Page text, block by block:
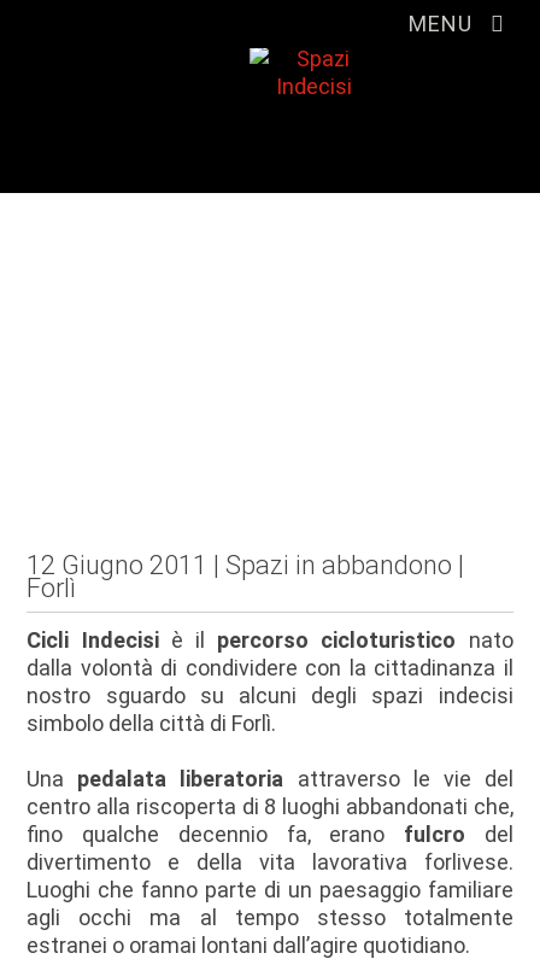
MENU
12 Giugno 2011 | Spazi in abbandono |
Forlì
Cicli Indecisi è il percorso cicloturistico nato
dalla volontà di condividere con la cittadinanza il
nostro sguardo su alcuni degli spazi indecisi
simbolo della città di Forlì.
Una pedalata liberatoria attraverso le vie del
centro alla riscoperta di 8 luoghi abbandonati che,
fino qualche decennio fa, erano fulcro del
divertimento e della vita lavorativa forlivese.
Luoghi che fanno parte di un paesaggio familiare
agli occhi ma al tempo stesso totalmente
estranei o oramai lontani dall’agire quotidiano.